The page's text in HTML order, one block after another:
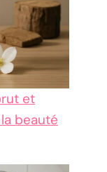
et
beauté